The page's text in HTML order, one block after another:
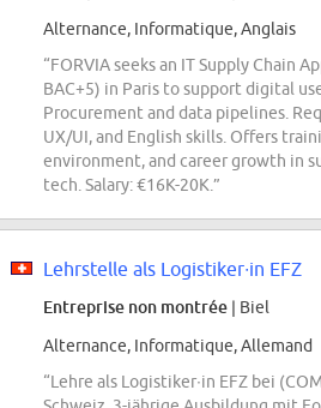
Alternance, Informatique, Anglais
“FORVIA seeks an IT Supply Chain
BAC+5) in Paris to support digital
Procurement and data pipelines.
UX/UI, and English skills. Offers
environment, and career growth in
tech. Salary: €16K-20K.”
Lehrstelle als Logistiker∙in EFZ
Entreprise non montrée | Biel
Alternance, Informatique, Allemand
“Lehre als Logistiker∙in EFZ bei